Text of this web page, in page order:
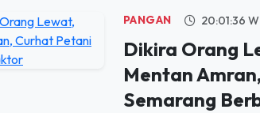
Dikira Orang
Mentan
Semarang
Tidak ada yang